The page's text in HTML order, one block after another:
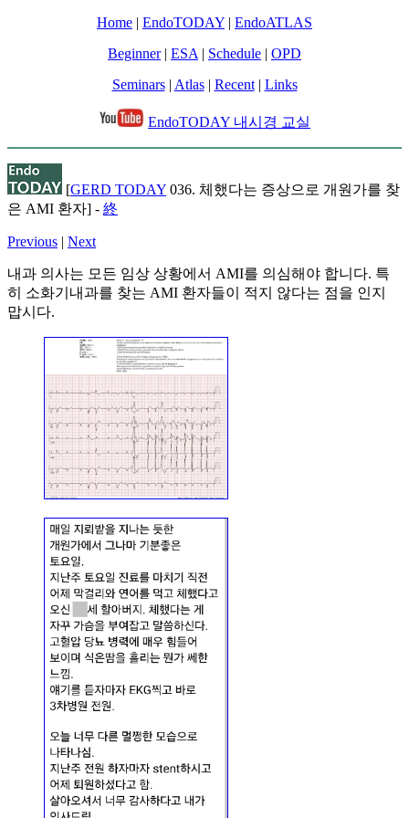
Home | EndoTODAY | EndoATLAS
Beginner| ESA | Schedule | OPD
Seminars| Atlas| Recent| Links
EndoTODAY 내시경 교실
[GERD TODAY 036. 체했다는 증상으로 개원가를 찾
은 AMI 환자] - 終
Previous | Next
내과 의사는 모든 임상 상황에서 AMI를 의심해야 합니다. 특
히 소화기내과를 찾는 AMI 환자들이 적지 않다는 점을 인지
맙시다.